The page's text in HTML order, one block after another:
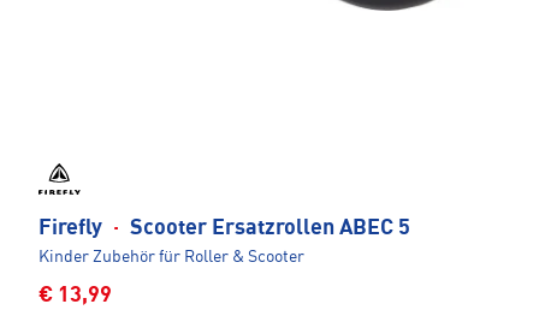
Firefly · Scooter Ersatzrollen ABEC 5
Kinder Zubehör für Roller & Scooter
€ 13,99